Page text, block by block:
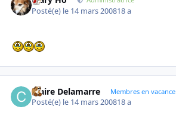
Posté(e) le 14 mars 200818 a
Claire Delamarre Membres en vacance
Posté(e) le 14 mars 200818 a